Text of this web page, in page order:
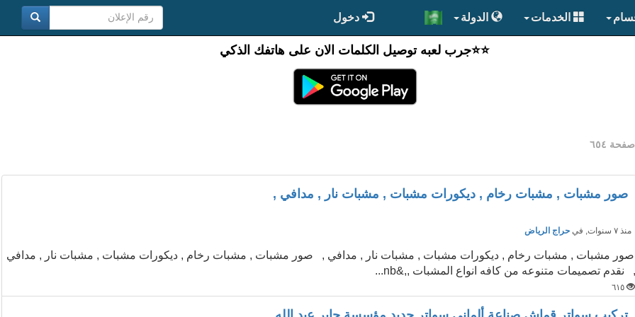
الخدمات الدولة دخول
⭐️⭐جرب لعبه توصيل الكلمات الان على هاتفك الذكي
٦٥٤
صور مشبات , مشبات رخام , ديكورات مشبات , مشبات نار , مدافي ,
منذ ٧ سنوات , فيحراج الرياض
صور مشبات , مشبات رخام , ديكورات مشبات , مشبات نار , مدافي , صور مشبات , مشبات رخام , ديكورات مشبات , مشبات نار , مدافي
, نقدم تصميمات متنوعه من كافه انواع المشبات ,,&nb...
٦١٥